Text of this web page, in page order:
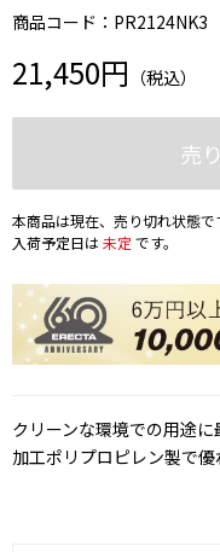
商品コード：PR2124NK3
21,450円 （税込）
売
本商品は現在、売り切れ状態で
入荷予定日は未定 です。
クリーンな環境での用途
加工ポリプロピレン製で優